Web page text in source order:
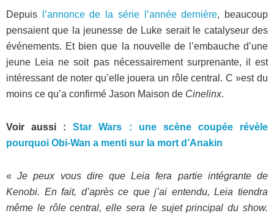
Depuis l’annonce de la série l’année dernière, beaucoup
pensaient que la jeunesse de Luke serait le catalyseur des
événements. Et bien que la nouvelle de l’embauche d’une
jeune Leia ne soit pas nécessairement surprenante, il est
intéressant de noter qu’elle jouera un rôle central. C »est du
moins ce qu’a confirmé Jason Maison de Cinelinx.
Voir aussi :Star Wars : une scène coupée révèle
pourquoi Obi-Wan a menti sur la mort d’Anakin
« Je peux vous dire que Leia fera partie intégrante de
Kenobi. En fait, d’après ce que j’ai entendu, Leia tiendra
même le rôle central, elle sera le sujet principal du show.